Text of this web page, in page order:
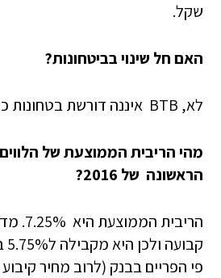
שקל.
האם חל שינוי בביטחונות?
לא, BTB איננה דורשת בטחונות כשעבודים מהלווים
מהי הריבית הממוצעת של
הראשונה של 2016?
הריבית